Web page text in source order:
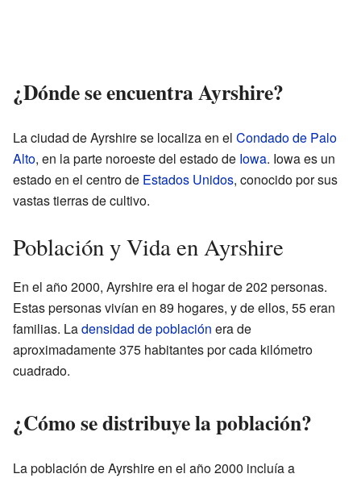
¿Dónde se encuentra Ayrshire?
La ciudad de Ayrshire se localiza en el Condado de Palo
Alto, en la parte noroeste del estado de Iowa. Iowa es un
estado en el centro de Estados Unidos, conocido por sus
vastas tierras de cultivo.
Población y Vida en Ayrshire
En el año 2000, Ayrshire era el hogar de 202 personas.
Estas personas vivían en 89 hogares, y de ellos, 55 eran
familias. Ladensidad de población era de
aproximadamente 375 habitantes por cada kilómetro
cuadrado.
¿Cómo se distribuye la población?
La población de Ayrshire en el año 2000 incluía a